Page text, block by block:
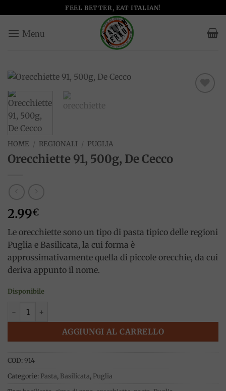
ai
contenuti
FEEL BETTER, EAT ITALIAN!
HOME / REGIONALI / PUGLIA
Orecchiette 91, 500g, De Cecco
2.99€
Le orecchiette sono un tipo di pasta tipico delle regioni
Puglia e Basilicata, la cui forma è
approssimativamente quella di piccole orecchie, da cui
deriva appunto il nome.
Disponibile
Orecchiette 91, 500g, De Cecco quantità
AGGIUNGI AL CARRELLO
COD: 914
Categorie: Pasta, Basilicata, Puglia